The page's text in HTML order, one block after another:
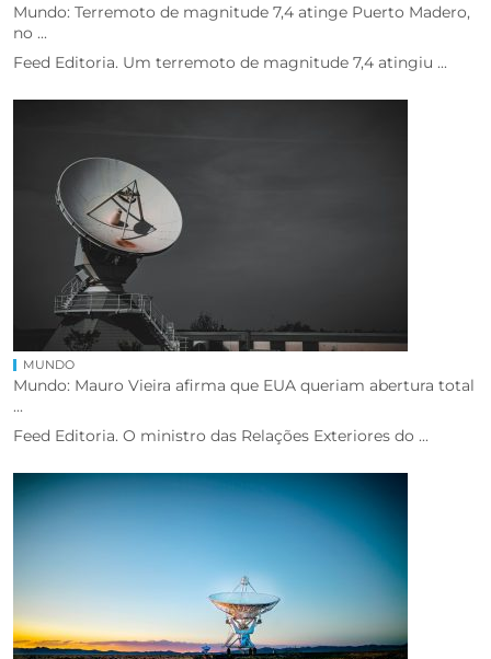
Mundo: Terremoto de magnitude 7,4 atinge Puerto Madero,
no ...
Feed Editoria. Um terremoto de magnitude 7,4 atingiu ...
MUNDO
Mundo: Mauro Vieira afirma que EUA queriam abertura total
...
Feed Editoria. O ministro das Relações Exteriores do ...